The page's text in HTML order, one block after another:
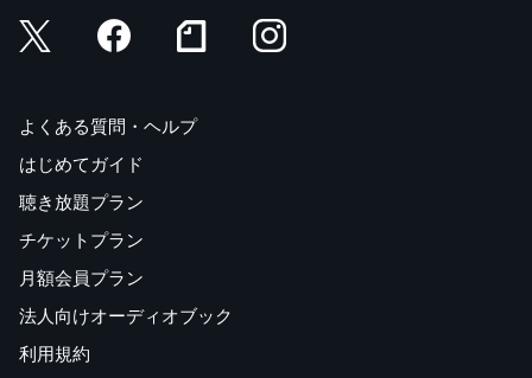
よくある質問・ヘルプ
はじめてガイド
聴き放題プラン
チケットプラン
月額会員プラン
法人向けオーディオブック
利用規約